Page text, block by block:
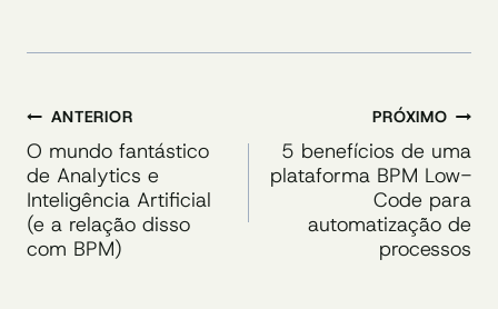
Navegação
de
Post
ANTERIOR
O mundo fantástico
de Analytics e
Inteligência Artificial
(e a relação disso
com BPM)
PRÓXIMO
5 benefícios de uma
plataforma BPM Low-
Code para
automatização de
processos